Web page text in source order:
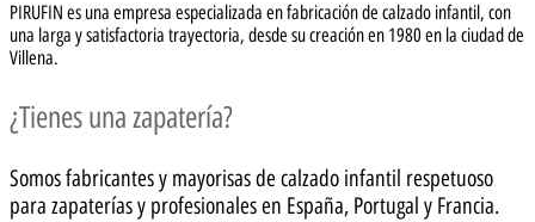
PIRUFIN es una empresa especializada en fabricación de calzado infantil, con
una larga y satisfactoria trayectoria, desde su creación en 1980 en la ciudad de
Villena.
¿Tienes una zapatería?
Somos fabricantes y mayorisas de calzado infantil respetuoso
para zapaterías y profesionales en España, Portugal y Francia.